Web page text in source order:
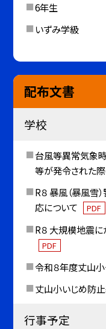
6年生
いずみ学級
配布文書
学校
台風等異常気象
等が発令された
R８ 暴風（暴風雪
応について
PDF
R８ 大規模地震
PDF
令和８年度丈山小
丈山小いじめ防
行事予定